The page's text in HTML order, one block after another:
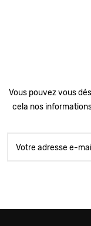
Vous pouvez vous
cela nos